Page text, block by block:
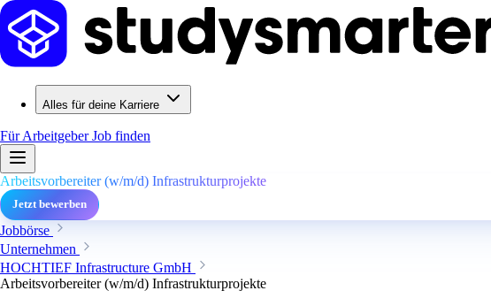
Alles für deine Karriere
Für ArbeitgeberJob finden
Arbeitsvorbereiter (w/m/d) Infrastrukturprojekte
Jetzt bewerben
Jobbörse
Unternehmen
HOCHTIEF Infrastructure GmbH
Arbeitsvorbereiter (w/m/d) Infrastrukturprojekte